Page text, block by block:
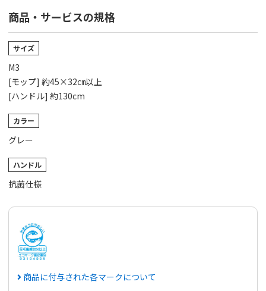
商品・サービスの規格
サイズ
M3
[モップ] 約45×32㎝以上
[ハンドル] 約130cm
カラー
グレー
ハンドル
抗菌仕様
商品に付与された各マークについて